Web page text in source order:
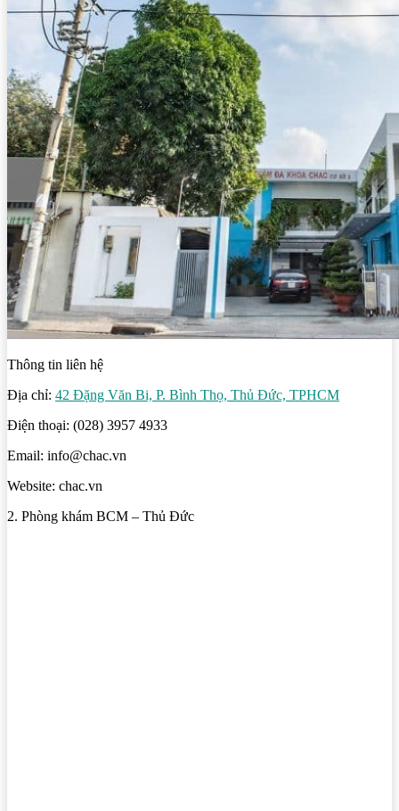
Thông tin liên hệ
Địa chỉ: 42 Đặng Văn Bi, P. Bình Thọ, Thủ Đức, TPHCM
Điện thoại: (028) 3957 4933
Email: info@chac.vn
Website: chac.vn
2. Phòng khám BCM – Thủ Đức